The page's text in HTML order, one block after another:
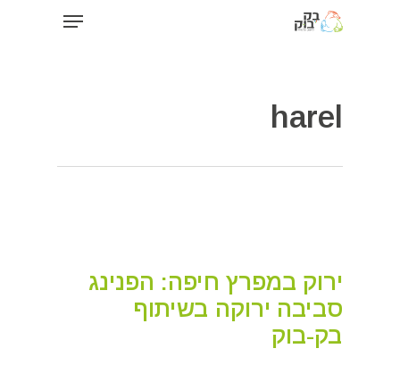
Menu
harel
ירוק במפרץ חיפה: הפנינג
סביבה ירוקה בשיתוף
בק-בוק